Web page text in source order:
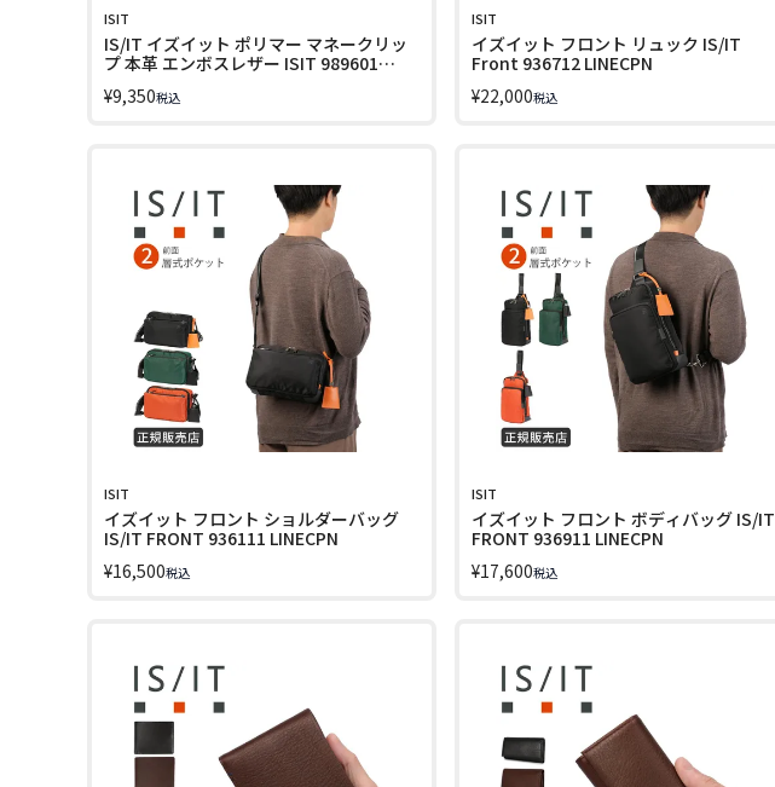
ISIT
IS/IT イズイット ポリマー マネークリッ
プ 本革 エンボスレザー ISIT 989601
¥9,350税込
ISIT
イズイット フロント リュック IS/IT
Front 936712 LINECPN
¥22,000税込
ISIT
イズイット フロント ショルダーバッグ
IS/IT FRONT 936111 LINECPN
¥16,500税込
ISIT
イズイット フロント ボディバッグ IS/IT
FRONT 936911 LINECPN
¥17,600税込